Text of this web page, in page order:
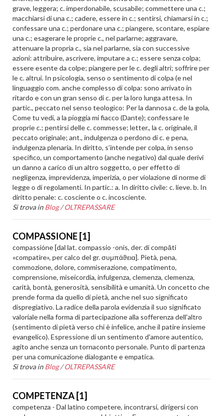
grave, leggera; c. imperdonabile, scusabile; commettere una c.;
macchiarsi di una c.; cadere, essere in c.; sentirsi, chiamarsi in c.;
confessare una c.; perdonare una c.; piangere, scontare, espiare
una c.; esagerare le proprie c., nel parlarne; aggravare,
attenuare la propria c., sia nel parlarne, sia con successive
azioni: attribuire, ascrivere, imputare a c.; essere senza colpa;
essere esente da colpe; piangere per le c. degli altri; soffrire per
le c. altrui. In psicologia, senso o sentimento di colpa (e nel
linguaggio com. anche complesso di colpa: sono arrivato in
ritardo e con un gran senso di c. per la loro lunga attesa. In
partic., peccato nel senso teologico: Per la dannosa c. de la gola,
Come tu vedi, a la pioggia mi fiacco (Dante); confessare le
proprie c.; pentirsi delle c. commesse; letter., la c. originale, il
peccato originale; ant., indulgenza o perdono di c. e pena,
indulgenza plenaria. In diritto, s’intende per colpa, in senso
specifico, un comportamento (anche negativo) dal quale derivi
un danno a carico di un altro soggetto, o per effetto di
negligenza, imprevidenza, imperizia, o per violazione di norme di
legge o di regolamenti. In partic.: a. In diritto civile: c. lieve. b. In
diritto penale: c. cosciente o c. incosciente.
Si trova in Blog /OLTREPASSARE
COMPASSIONE [1]
compassióne [dal lat. compassio -onis, der. di compăti
«compatire», per calco del gr. συμπάϑεια]. Pietà, pena,
commozione, dolore, commiserazione, compatimento,
comprensione, miseicordia, infulgenza, clemenza, clemenza,
carità, bontà, generosità, sensibilità e umanità. Un concetto che
prende forma da quello di pietà, anche nel suo significato
dispregiativo. La radice della parola evidenzia il suo significato
valoriale nella forma di partecipazione alla sofferenza dell'altro
(sentimento di pietà verso chi è infelice, anche il patire insieme
evangelico). Espressione di un sentimento d'amore autentico,
agito anche senza un tornaconto personale. Punto di partenza
per una comunicazione dialogante e empatica.
Si trova in Blog /OLTREPASSARE
COMPETENZA [1]
competenza - Dal latino competere, incontrarsi, dirigersi con